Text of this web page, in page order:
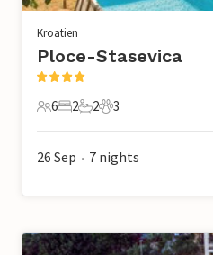
Kroatien
Ploce-Stasevica
6 Gäste
6
2 Schlafzimmer
2
2 Badezimmer
2
3 Haustiere
3
26 Sep • 7 nights